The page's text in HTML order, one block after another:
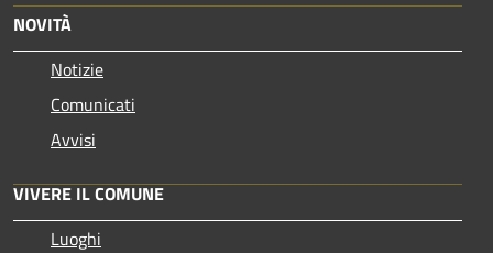
NOVITÀ
Notizie
Comunicati
Avvisi
VIVERE IL COMUNE
Luoghi